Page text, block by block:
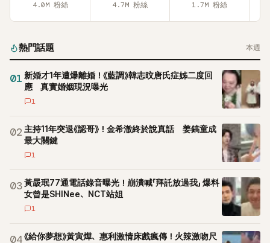
4.0M 粉絲 4.7M 粉絲 1.7M 粉絲
熱門話題 本週
01 新婚才1年遭爆離婚！《藍調》韓志旼唐氏症姊二度回
應 真實婚姻現況曝光
1
02 主持11年突退《認哥》！金希澈終於說真話 姜鎬童成
最大關鍵
1
03黃晸珉77通電話錄音曝光！崩潰喊「拜託放過我」 爆料
女曾是SHINee、NCT站姐
1
04《給你夢想》黃寅燁、惠利激情床戲瘋傳！火辣激吻尺